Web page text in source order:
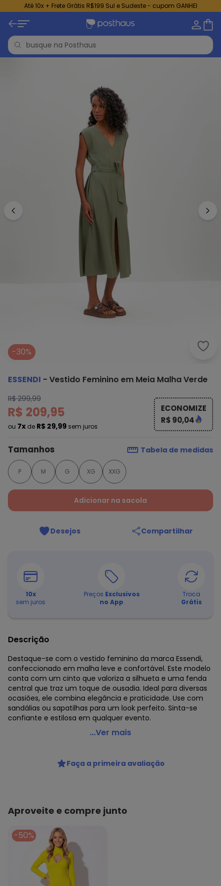
Até 10x + Frete Grátis R$199 Sul e Sudeste - cupom GANHEI
-30%
ESSENDI - Vestido Feminino em Meia Malha Verde
R$ 299,99
R$ 209,95
ou 7x de R$ 29,99 sem juros
ECONOMIZE
R$ 90,04
Tamanhos Tabela de medidas
P M G XG XXG
Adicionar na sacola
Desejos Compartilhar
10x
sem juros
Preços Exclusivos
no App
Troca
Grátis
Descrição
Destaque-se com o vestido feminino da marca Essendi,
confeccionado em malha leve e confortável. Este modelo
conta com um cinto que valoriza a silhueta e uma fenda
central que traz um toque de ousadia. Ideal para diversas
ocasiões, ele combina elegância e praticidade. Use com
sandálias ou sapatilhas para um look perfeito. Sinta-se
confiante e estilosa em qualquer evento.
Essendi - Vestido Feminino em Meia Malha Verde
Modelagem: Ampla
73
Feito: Brasil
Cuidados para conservação do produto: Não usar
alvejante a base de cloro
Tecido: Malha
Composição: 100% Algodão
Histórico de preços
...Ver mais
Faça a primeira avaliação
Aproveite e compre junto
-50%